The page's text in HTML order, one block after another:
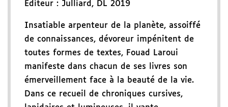
Éditeur : Julliard , DL 2019
Insatiable arpenteur de la planète, assoiffé
de connaissances, dévoreur impénitent de
toutes formes de textes, Fouad Laroui
manifeste dans chacun de ses livres son
émerveillement face à la beauté de la vie.
Dans ce recueil de chroniques cursives,